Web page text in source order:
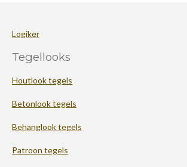
Logiker
Tegellooks
Houtlook tegels
Betonlook tegels
Behanglook tegels
Patroon tegels